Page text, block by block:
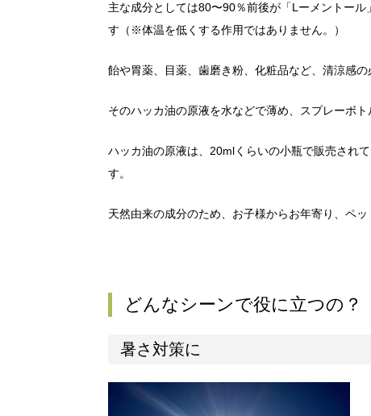
主な成分としては80〜90％前後が「Lーメントー
す（※体温を低くする作用ではありません。）
飴や胃薬、目薬、歯磨き粉、化粧品など、清涼感
そのハッカ油の原液を水などで薄め、スプレーボ
ハッカ油の原液は、20mlくらいの小瓶で販売され
す。
天然由来の成分のため、お子様からお年寄り、ペ
どんなシーンで役に立つの？
暑さ対策に